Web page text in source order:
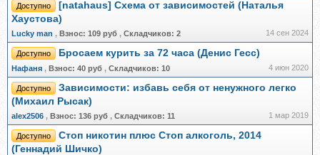
Доступно
[natahaus] Схема от зависимостей (Наталья
Хаустова)
Lucky man , Взнос: 109 руб , Складчиков: 2 14 сен 2024
Доступно Бросаем курить за 72 часа (Денис Гесс)
Нафаня , Взнос: 40 руб , Складчиков: 10 4 июн 2020
Доступно
Зависимости: избавь себя от ненужного легко
(Михаил Рысак)
alex2506 , Взнос: 136 руб , Складчиков: 11 1 мар 2019
Доступно
Стоп никотин плюс Стоп алкоголь, 2014
(Геннадий Шичко)